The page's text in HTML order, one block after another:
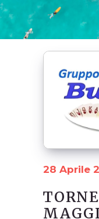
28 Aprile